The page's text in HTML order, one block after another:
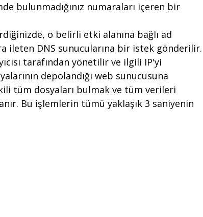
bulunmadığınız numaraları içeren bir
o belirli etki alanına bağlı ad
ileten DNS sunucularına bir istek gönderilir.
tarafından yönetilir ve ilgili IP'yi
depolandığı web sunucusuna
tüm dosyaları bulmak ve tüm verileri
Bu işlemlerin tümü yaklaşık 3 saniyenin